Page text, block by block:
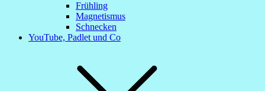
Frühling
Magnetismus
Schnecken
YouTube, Padlet und Co